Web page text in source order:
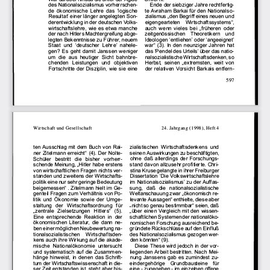
des Nationalsozialismus vorherrschen­
de  ökonomische Lehre das  'logische
Resultat' einer länger angelegten Son­
derentwicklung in der deutschen Volks­
wirtschaftslehre, wie es etwa manche
der nach Hitlers Machtergreifung abge­
legten Bekenntnisse zu Führer, neuem
Staat und  'deutscher Lehre' nahele­
gen? Es geht damit Janssen weniger
um die  aus heutiger Sicht bahnbre­
chenden
Leistungen und objektiven
Fortschritte der Disziplin, wie sie eine
Ende der siebziger Jahre rechtfertig­
te Avraham Barkai für den Nationalso­
zialismus "den Begriff eines neuen und
eigengearteten Wirtschaftssystems",
auch wenn vieles bei "früheren oder
zeitgenössischen Theoretikern
und
Ideologen 'entliehen' oder 'angeeignet'
war" (3).  ln  den neunziger Jahren hat
das 'Pendel des Urteils' über das natio­
nalsozialistische Wirtschaftsdenken, so
Herbst, seinen "extremsten, weit von
der relativen Vorsicht Barkais entfern-
597
Wirtschaft  und Gesellschaft
ten Ausschlag mit dem Buch von  Rai­
ner Zitelmann erreicht" (4).  Der Nolte­
Schüler
bestritt die  bisher vorherr­
schende Meinung, "Hitler habe erstens
von wirtschaftlichen Fragen nichts ver­
standen und zweitens der Wirtschafts­
politik eine nur sehr geringe Bedeutung
beigemessen"
. Zitelmann hielt im Ge­
genteil Fragen zum Verhältnis von Po­
litik  und  Ökonomie sowie der  Umge­
staltung
der Wirtschaftsordnung für
"zentrale Zielsetzungen Hitlers" (5).
Eine entsprechende Reaktion in  der
ökonomischen Literatur, die dann ne­
ben einer möglichen Neubewertung na­
tionalsozialistischen
Wirtschaftsden­
keng auch ihre Wirkung auf die akade­
mische Nationalökonomie untersucht
und systematisch auf die Zusammen­
hänge hinweist, in denen das Schrift­
tum der Wirtschaftswissenschaft in die­
ser Zeit entstanden ist, steht aber bis­
24. Jahrgang (1998), Heft 4
zialistischen Wirtschaftsdenkens und
seinen Auswirkungen zu beschäftigten,
ohne daß allerdings der Forschungs­
stand davon allzusehr profitierte. Chri­
stina Kruse gelangte in ihr  er Freiburger
Dissertation 'Die Volkswirtschaftslehre
im  Nationalsozialismus' zu der Auffas­
sung,
daß die  nationalsozialistische
Weltanschauung zwar "ökonomisch re­
levante Aussagen" enthielte, diese aber
"nicht so genau bestimmbar" seien, daß
"über einen Vergleich mit den wissen­
schaftlichen Systemen der nationalöko­
namischen Forschung ausreichend be­
gründete Rückschlüsse auf den Einfluß
des Nationalsozialismus gezogen wer­
den könnten" (9).
Diese These wird jedoch in der vor­
liegenden Arbeit bestritten. Nach Mei­
nung Janssens gab es zumindest zu­
eindergehörige
Grundbausteine
für
eine - zugegeben - im einzelnen offene